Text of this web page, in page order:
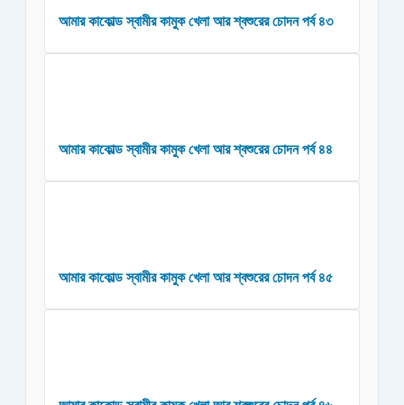
আমার কাকোল্ড স্বামীর কামুক খেলা আর শ্বশুরের চোদন পর্ব ৪৩
আমার কাকোল্ড স্বামীর কামুক খেলা আর শ্বশুরের চোদন পর্ব ৪৪
আমার কাকোল্ড স্বামীর কামুক খেলা আর শ্বশুরের চোদন পর্ব ৪৫